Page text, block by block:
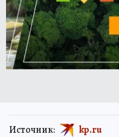
Источник: kp.ru